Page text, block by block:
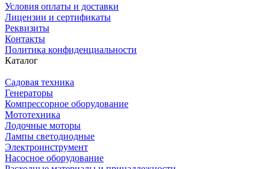
Условия оплаты и доставки
Лицензии и сертификаты
Реквизиты
Контакты
Политика конфиденциальности
Каталог
Садовая техника
Генераторы
Компрессорное оборудование
Мототехника
Лодочные моторы
Лампы светодиодные
Электроинструмент
Насосное оборудование